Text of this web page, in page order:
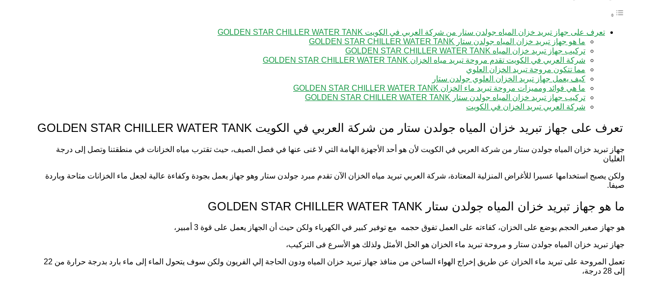
تعرف على جهاز تبريد خزان المياه جولدن ستار من شركة العربي في الكويت GOLDEN STAR CHILLER WATER TANK
ما هو جهاز تبريد خزان المياه جولدن ستار GOLDEN STAR CHILLER WATER TANK
تركيب جهاز تبريد خزان المياه GOLDEN STAR CHILLER WATER TANK
شركة العربي في الكويت تقدم مروحة تبريد مياه الخزان GOLDEN STAR CHILLER WATER TANK
مما تتكون مروحة تبريد الخزان العلوي
كيف يعمل جهاز تبريد الخزان العلوي جولدن ستار
ما هي فوائد ومميزات مروحة تبريد ماء الخزان GOLDEN STAR CHILLER WATER TANK
تركيب جهاز تبريد خزان المياه جولدن ستار GOLDEN STAR CHILLER WATER TANK
شركة العربي تبريد الخزان في الكويت
تعرف على جهاز تبريد خزان المياه جولدن ستار من شركة العربي في الكويت GOLDEN STAR CHILLER WATER TANK
جهاز تبريد خزان المياه جولدن ستار من شركة العربي في الكويت لأن هو أحد الأجهزة الهامة التي لا غنى عنها في فصل الصيف، حيث تقترب مياه الخزانات في منطقتنا وتصل إلى درجة
الغليان
ولكن يصبح استخدامها عسيرا للأغراض المنزلية المعتادة، شركة العربي تبريد مياه الخزان الآن تقدم مبرد جولدن ستار وهو جهاز يعمل بجودة وكفاءة عالية لجعل ماء الخزانات متاحة وباردة
صيفا.
ما هو جهاز تبريد خزان المياه جولدن ستار GOLDEN STAR CHILLER WATER TANK
هو جهاز صغير الحجم يوضع على الخزان، كفاءته على العمل تفوق حجمه مع توفير كبير في الكهرباء ولكن حيث أن الجهاز يعمل على قوة 3 أمبير،
جهاز تبريد خزان المياه جولدن ستار و مروحة تبريد ماء الخزان هو الحل الأمثل ولذلك هو الأسرع فى التركيب،
تعمل المروحة على تبريد ماء الخزان عن طريق إخراج الهواء الساخن من منافذ جهاز تبريد خزان المياه ودون الحاجة إلي الفريون ولكن سوف يتحول الماء إلى ماء بارد بدرجة حرارة من 22
إلى 28 درجة،